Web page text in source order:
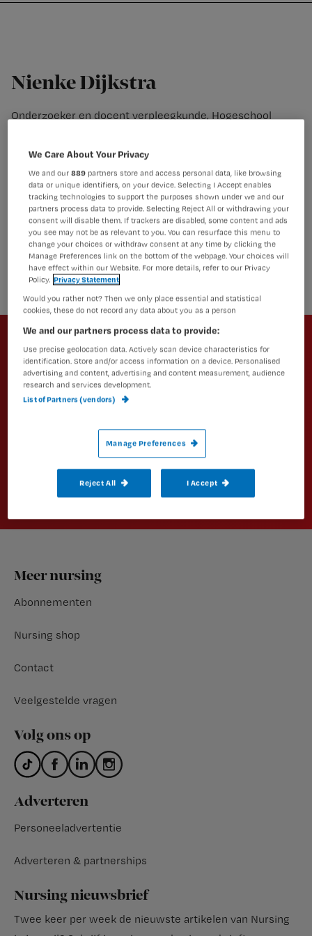
Nursing
Nienke Dijkstra
Onderzoeker en docent verpleegkunde, Hogeschool
verpleegkundige. Daarnaast werkt Nienke in een
internationaal netwerk ‘verpleegkundigen en
farmaceutische zorg’. Nienke heeft afgelopen jaren
onderzoek gedaan naar de bijdrage van de wijkverpleging
in farmaceutische zorg. Hierbij werd gekeken naar hoe
belangrijk het is dat verzorgenden verpleegkundigen
problemen signaleren en dat ze samenwerken met
artsen en apothekers.
Newsletter
Altijd op de hoogte van het laatste
nieuws en vakinhoudelijke
artikelen?
nieuwsbrieven.
Aanmelden
Footer
Meer nursing
Abonnementen
Nursing shop
Contact
Veelgestelde vragen
Volg ons op
Adverteren
Personeeladvertentie
Adverteren & partnerships
Nursing nieuwsbrief
Twee keer per week de nieuwste artikelen van Nursing
We Care About Your Privacy
We and our889 partners store and access personal data, like browsing
data or unique identifiers, on your device. Selecting I Accept enables
tracking technologies to support the purposes shown under we and our
partners process data to provide. Selecting Reject All or withdrawing your
consent will disable them. If trackers are disabled, some content and ads
you see may not be as relevant to you. You can resurface this menu to
change your choices or withdraw consent at any time by clicking the
Manage Preferences link on the bottom of the webpage. Your choices will
have effect within our Website. For more details, refer to our Privacy
Policy. Privacy Statement
Would you rather not? Then we only place essential and statistical
cookies, these do not record any data about you as a person
We and our partners process data to provide:
Use precise geolocation data. Actively scan device characteristics for
identification. Store and/or access information on a device. Personalised
advertising and content, advertising and content measurement, audience
research and services development.
List of Partners (vendors)
Manage Preferences
Reject All I Accept